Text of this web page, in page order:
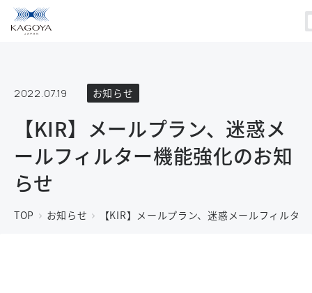
2022.07.19 お知らせ
【KIR】メールプラン、迷惑メ
ールフィルター機能強化のお知
らせ
TOP お知らせ 【KIR】メールプラン、迷惑メールフィルタ